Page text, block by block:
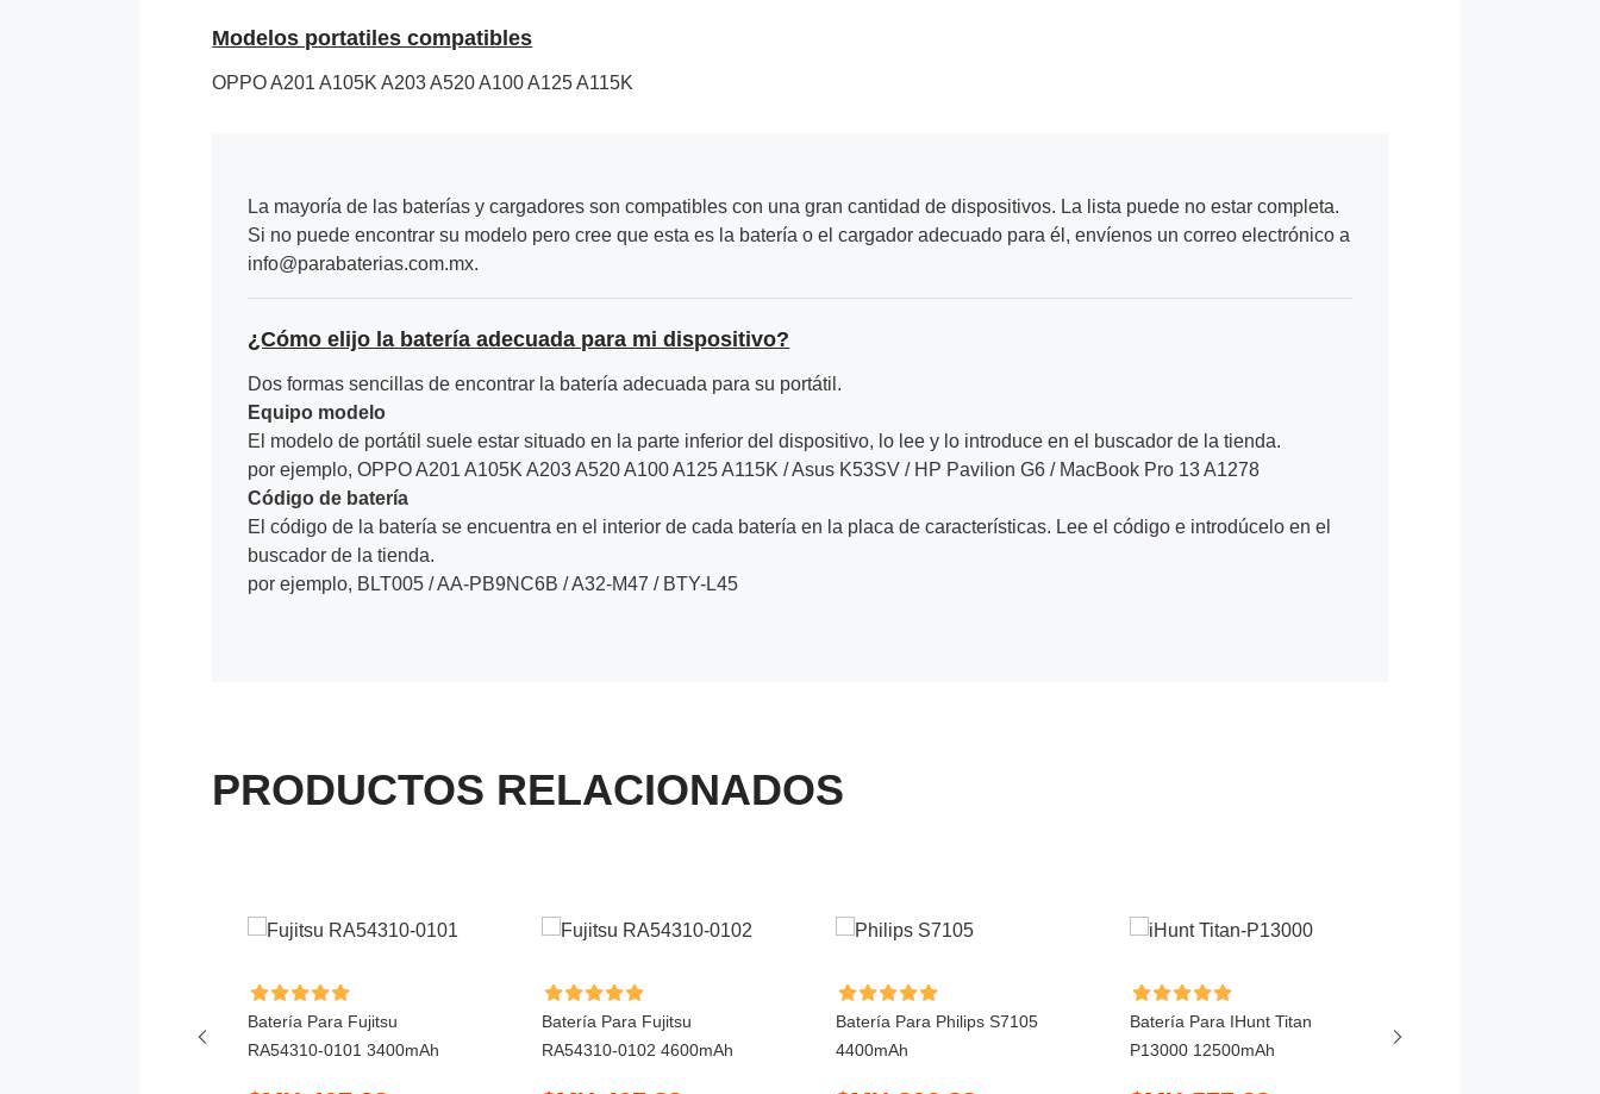
Modelos portatiles compatibles
OPPO A201 A105K A203 A520 A100 A125 A115K
La mayoría de las baterías y cargadores son compatibles con una gran cantidad de dispositivos. La lista puede no estar completa.
Si no puede encontrar su modelo pero cree que esta es la batería o el cargador adecuado para él, envíenos un correo electrónico a
info@parabaterias.com.mx.
¿Cómo elijo la batería adecuada para mi dispositivo?
Dos formas sencillas de encontrar la batería adecuada para su portátil.
Equipo modelo
El modelo de portátil suele estar situado en la parte inferior del dispositivo, lo lee y lo introduce en el buscador de la tienda.
por ejemplo, OPPO A201 A105K A203 A520 A100 A125 A115K / Asus K53SV / HP Pavilion G6 / MacBook Pro 13 A1278
Código de batería
El código de la batería se encuentra en el interior de cada batería en la placa de características. Lee el código e introdúcelo en el
buscador de la tienda.
por ejemplo, BLT005 / AA-PB9NC6B / A32-M47 / BTY-L45
PRODUCTOS RELACIONADOS
Batería Para Fujitsu
RA54310-0101 3400mAh
Batería Para Fujitsu
RA54310-0102 4600mAh
Batería Para Philips S7105
4400mAh
Batería Para IHunt Titan
P13000 12500mAh